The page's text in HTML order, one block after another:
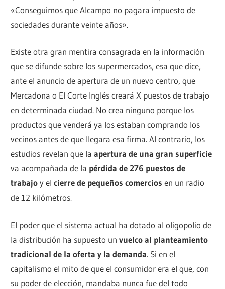
«Conseguimos que Alcampo no pagara impuesto de
sociedades durante veinte años».
Existe otra gran mentira consagrada en la información
que se difunde sobre los supermercados, esa que dice,
ante el anuncio de apertura de un nuevo centro, que
Mercadona o El Corte Inglés creará X puestos de trabajo
en determinada ciudad. No crea ninguno porque los
productos que venderá ya los estaban comprando los
vecinos antes de que llegara esa firma. Al contrario, los
estudios revelan que laapertura de una gran superficie
va acompañada de la pérdida de 276 puestos de
trabajoy elcierre de pequeños comercios en un radio
de 12 kilómetros.
El poder que el sistema actual ha dotado al oligopolio de
la distribución ha supuesto unvuelco al planteamiento
tradicional de la oferta y la demanda. Si en el
capitalismo el mito de que el consumidor era el que, con
su poder de elección, mandaba nunca fue del todo